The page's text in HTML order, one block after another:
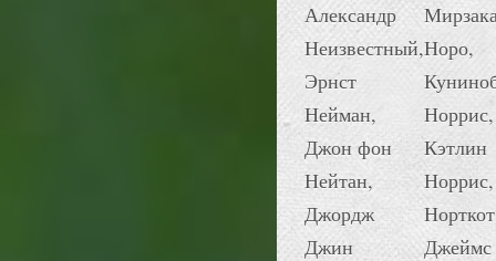
Александр
Неизвестный,
Эрнст
Нейман,
Джон фон
Нейтан,
Джордж
Джин
Норо,
Норрис,
Кэтлин
Джеймс